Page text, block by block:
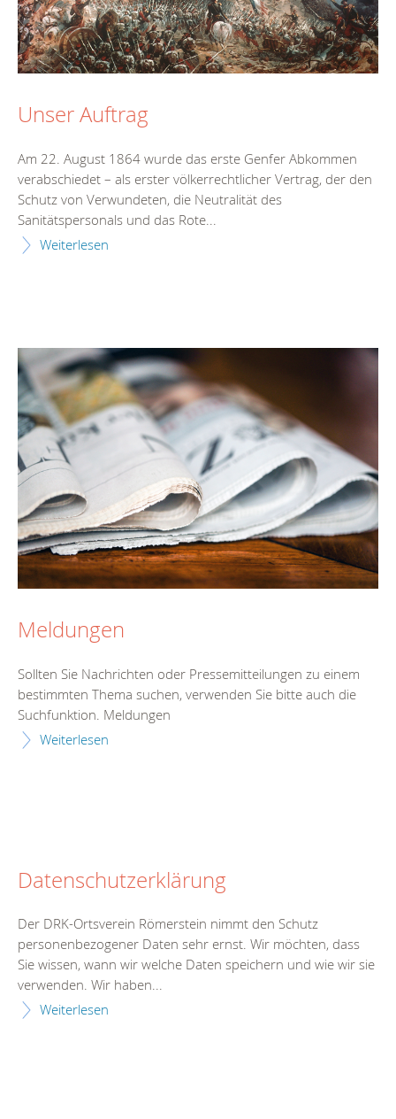
Unser Auftrag
Am 22. August 1864 wurde das erste Genfer Abkommen
verabschiedet – als erster völkerrechtlicher Vertrag, der den
Schutz von Verwundeten, die Neutralität des
Sanitätspersonals und das Rote...
Weiterlesen
Meldungen
Sollten Sie Nachrichten oder Pressemitteilungen zu einem
bestimmten Thema suchen, verwenden Sie bitte auch die
Suchfunktion. Meldungen
Weiterlesen
Datenschutzerklärung
Der DRK-Ortsverein Römerstein nimmt den Schutz
personenbezogener Daten sehr ernst. Wir möchten, dass
Sie wissen, wann wir welche Daten speichern und wie wir sie
verwenden. Wir haben...
Weiterlesen